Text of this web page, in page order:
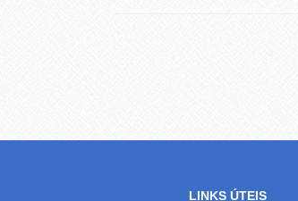
LINKS ÚTEIS